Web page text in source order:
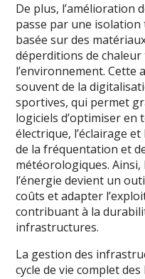
De plus, l’amélioration
passe par une
basée sur des
déperditions de
l’environnement. Cette
souvent de la
sportives, qui permet
logiciels d’optimiser en
électrique, l’éclairage
de la fréquentation et
météorologiques.
l’énergie devient un
coûts et adapter
contribuant à la
infrastructures.
La gestion des
cycle de vie complet